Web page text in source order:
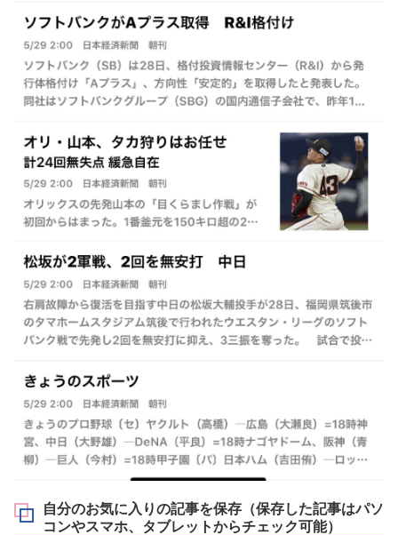
自分のお気に入りの記事を保存（保存した記事はパソ
コンやスマホ、タブレットからチェック可能）